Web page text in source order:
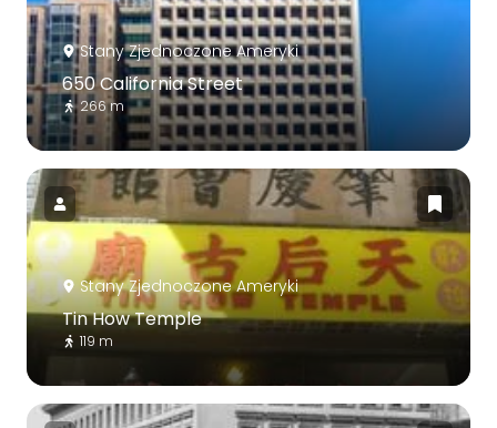
Stany Zjednoczone Ameryki
650 California Street
266 m
Stany Zjednoczone Ameryki
Tin How Temple
119 m